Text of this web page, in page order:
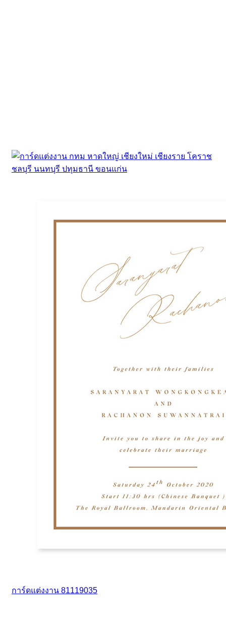
การ์ดแต่งงาน 81119035